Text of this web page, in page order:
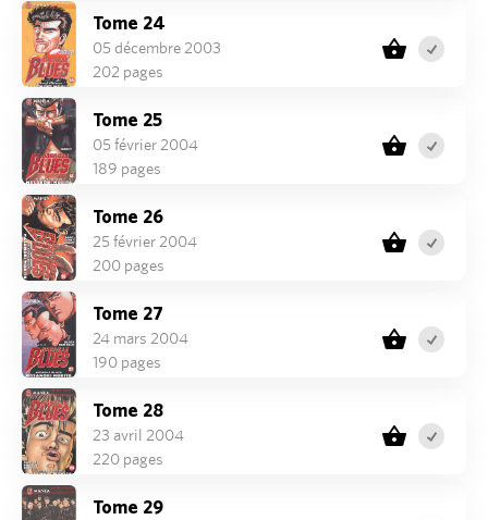
Tome 24
05 décembre 2003
202 pages
Tome 25
05 février 2004
189 pages
Tome 26
25 février 2004
200 pages
Tome 27
24 mars 2004
190 pages
Tome 28
23 avril 2004
220 pages
Tome 29